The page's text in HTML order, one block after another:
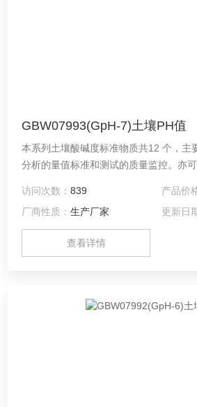
GBW07993(GpH-7)土壤PH值
本系列土壤酸碱度标准物质共12 个，主
分析的量值标准和测试的质量监控。亦
访问次数：839 产品价
厂商性质：生产厂家 更新日
查看详情